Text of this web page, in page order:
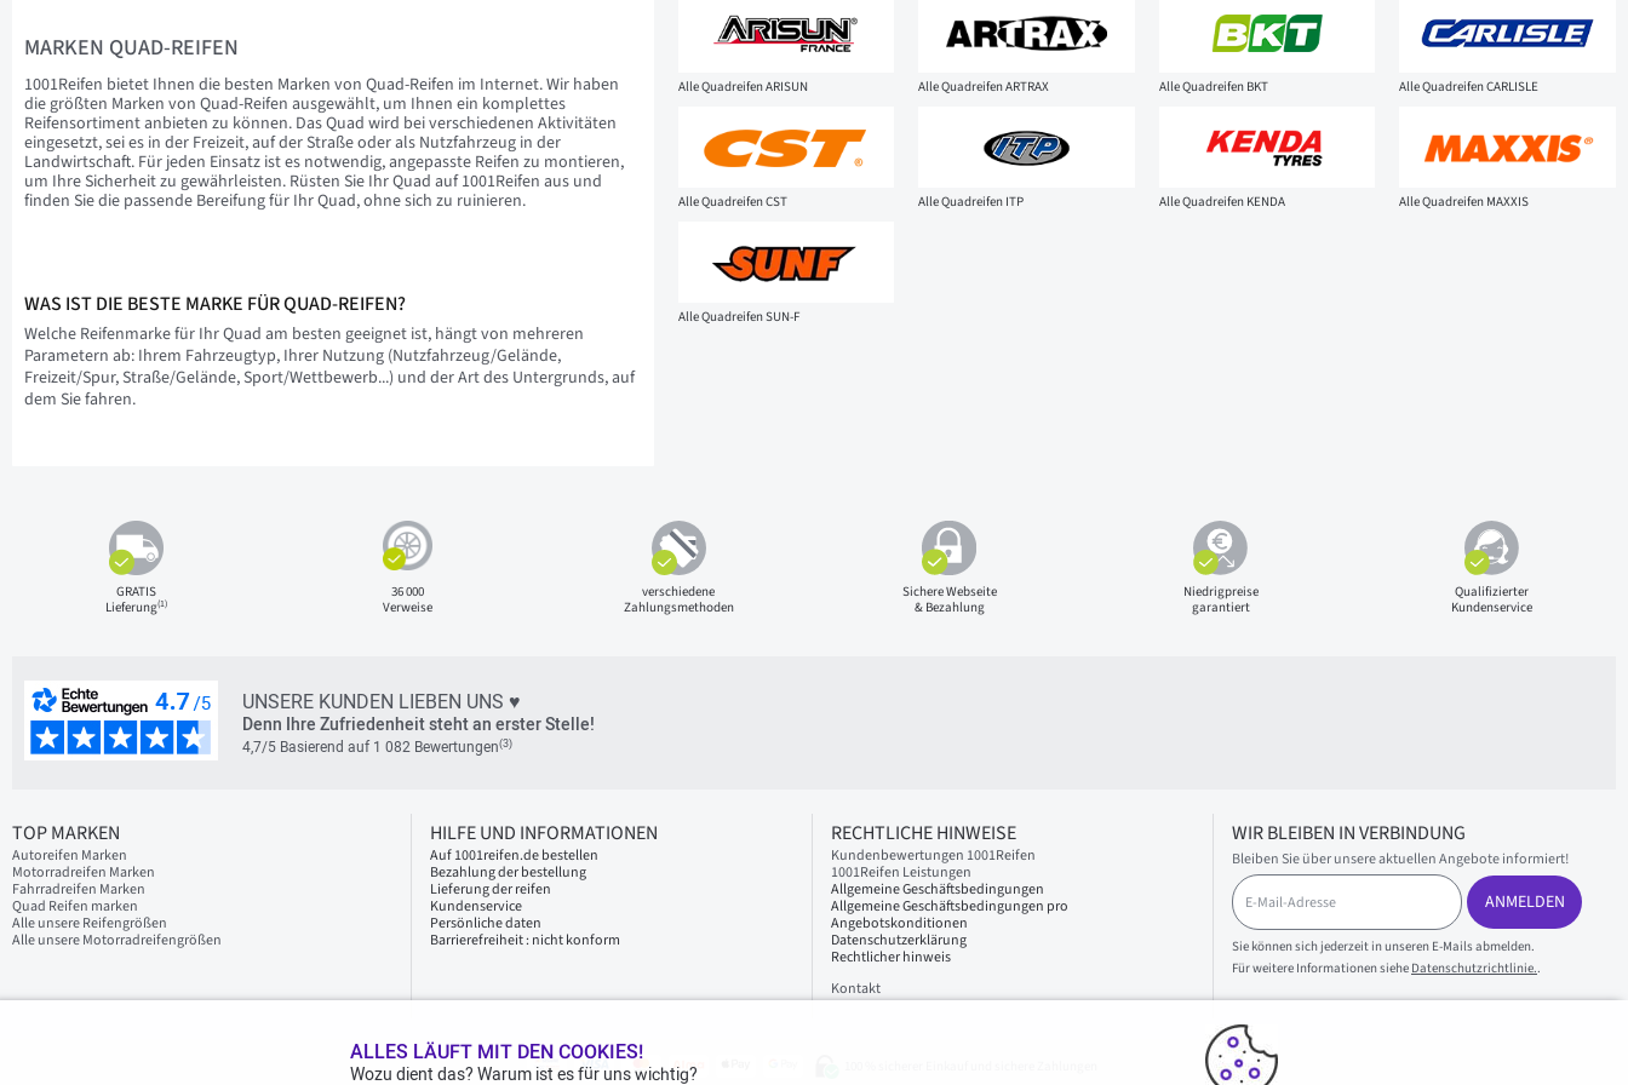
MARKEN QUAD-REIFEN
1001Reifen bietet Ihnen die besten Marken von Quad-Reifen im Internet. Wir haben
die größten Marken von Quad-Reifen ausgewählt, um Ihnen ein komplettes
Reifensortiment anbieten zu können. Das Quad wird bei verschiedenen Aktivitäten
eingesetzt, sei es in der Freizeit, auf der Straße oder als Nutzfahrzeug in der
Landwirtschaft. Für jeden Einsatz ist es notwendig, angepasste Reifen zu montieren,
um Ihre Sicherheit zu gewährleisten. Rüsten Sie Ihr Quad auf 1001Reifen aus und
finden Sie die passende Bereifung für Ihr Quad, ohne sich zu ruinieren.
WAS IST DIE BESTE MARKE FÜR QUAD-REIFEN?
Welche Reifenmarke für Ihr Quad am besten geeignet ist, hängt von mehreren
Parametern ab: Ihrem Fahrzeugtyp, Ihrer Nutzung (Nutzfahrzeug/Gelände,
Freizeit/Spur, Straße/Gelände, Sport/Wettbewerb...) und der Art des Untergrunds, auf
dem Sie fahren.
Alle Quadreifen ARISUN Alle Quadreifen ARTRAX Alle Quadreifen BKT Alle Quadreifen CARLISLE
Alle Quadreifen CST Alle Quadreifen ITP Alle Quadreifen KENDA Alle Quadreifen MAXXIS
Alle Quadreifen SUN-F
GRATIS
Lieferung(1)
36 000
Verweise
verschiedene
Zahlungsmethoden
Sichere Webseite
& Bezahlung
Niedrigpreise
garantiert
Qualifizierter
Kundenservice
UNSERE KUNDEN LIEBEN UNS ♥
Denn Ihre Zufriedenheit steht an erster Stelle!
4,7/5 Basierend auf 1 082 Bewertungen(3)
TOP MARKEN
Autoreifen Marken
Motorradreifen Marken
Fahrradreifen Marken
Quad Reifen marken
Alle unsere Reifengrößen
Alle unsere Motorradreifengrößen
HILFE UND INFORMATIONEN
Auf 1001reifen.de bestellen
Bezahlung der bestellung
Lieferung der reifen
Kundenservice
Persönliche daten
Barrierefreiheit : nicht konform
RECHTLICHE HINWEISE
Kundenbewertungen 1001Reifen
1001Reifen Leistungen
Allgemeine Geschäftsbedingungen
Allgemeine Geschäftsbedingungen pro
Angebotskonditionen
Datenschutzerklärung
Rechtlicher hinweis
Kontakt
WIR BLEIBEN IN VERBINDUNG
Bleiben Sie über unsere aktuellen Angebote informiert!
E
-
M
a
i
l
A
d
r
ANMELDEN
Sie können sich jederzeit in unseren E-Mails abmelden.
Für weitere Informationen siehe Datenschutzrichtlinie..
ALLES LÄUFT MIT DEN COOKIES!
Wozu dient das? Warum ist es für uns wichtig?